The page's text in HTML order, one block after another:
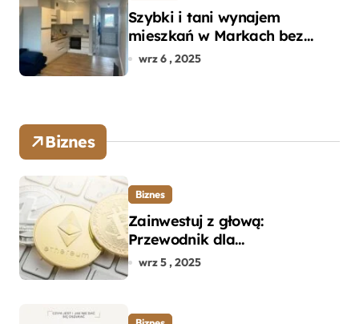
Szybki i tani wynajem
mieszkań w Markach bez
pośredników
wrz 6 , 2025
Biznes
Biznes
Zainwestuj z głową:
Przewodnik dla
początkujących w zakupie
wrz 5 , 2025